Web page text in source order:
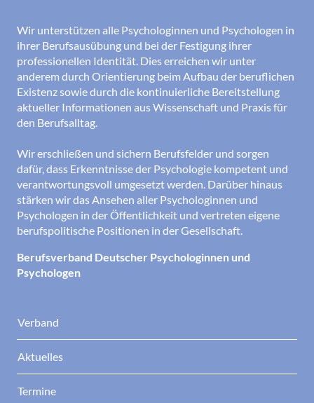
Wir unterstützen alle Psychologinnen und Psychologen in
ihrer Berufsausübung und bei der Festigung ihrer
professionellen Identität. Dies erreichen wir unter
anderem durch Orientierung beim Aufbau der beruflichen
Existenz sowie durch die kontinuierliche Bereitstellung
aktueller Informationen aus Wissenschaft und Praxis für
den Berufsalltag.
Wir erschließen und sichern Berufsfelder und sorgen
dafür, dass Erkenntnisse der Psychologie kompetent und
verantwortungsvoll umgesetzt werden. Darüber hinaus
stärken wir das Ansehen aller Psychologinnen und
Psychologen in der Öffentlichkeit und vertreten eigene
berufspolitische Positionen in der Gesellschaft.
Berufsverband Deutscher Psychologinnen und
Psychologen
Verband
Aktuelles
Termine